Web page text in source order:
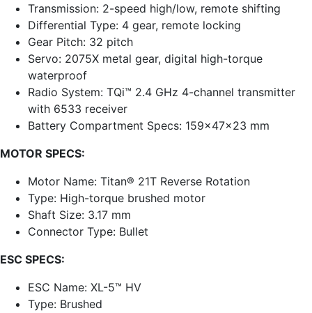
Transmission: 2-speed high/low, remote shifting
Differential Type: 4 gear, remote locking
Gear Pitch: 32 pitch
Servo: 2075X metal gear, digital high-torque
waterproof
Radio System: TQi™ 2.4 GHz 4-channel transmitter
with 6533 receiver
Battery Compartment Specs: 159x47x23 mm
MOTOR SPECS:
Motor Name: Titan® 21T Reverse Rotation
Type: High-torque brushed motor
Shaft Size: 3.17 mm
Connector Type: Bullet
ESC SPECS:
ESC Name: XL-5™ HV
Type: Brushed